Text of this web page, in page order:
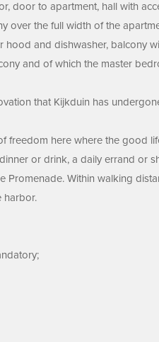
door to apartment, hall with
the full width of the
and dishwasher, balcony
and of which the master
that Kijkduin has
freedom here where the good
or drink, a daily errand or
Promenade. Within walking
harbor.